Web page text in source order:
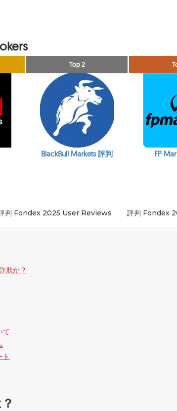
Top 2
BlackBull Markets 評判 FP
判 Fondex 2025 User Reviews 評判 Fondex
欺か？
て
ト